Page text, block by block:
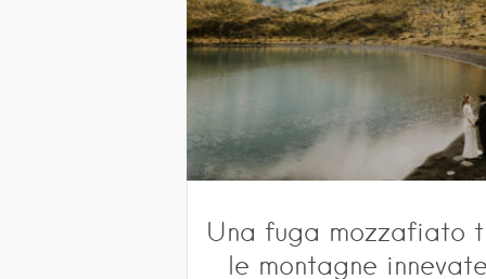
Una fuga mozzafiato
le montagne